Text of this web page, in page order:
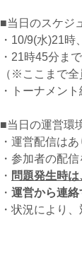
■当日のスケジ
・10/9(水)21時
・21時45分ま
（※ここまで全
・トーナメン
■当日の運営環
・運営配信はあ
・参加者の配
・ 問題発生時
・ 運営から連絡
・状況により